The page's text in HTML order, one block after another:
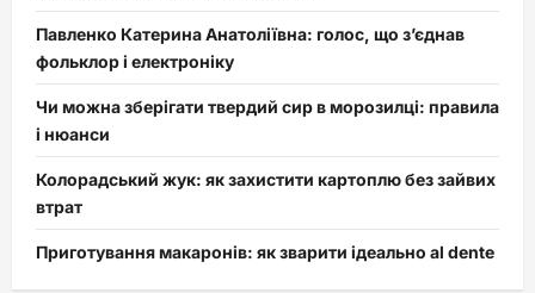
Павленко Катерина Анатоліївна: голос, що з’єднав
фольклор і електроніку
Чи можна зберігати твердий сир в морозилці: правила
і нюанси
Колорадський жук: як захистити картоплю без зайвих
втрат
Приготування макаронів: як зварити ідеально al dente